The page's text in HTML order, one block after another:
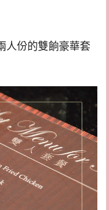
人份的雙餉豪華套